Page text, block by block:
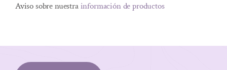
Aviso sobre nuestrainformación de productos